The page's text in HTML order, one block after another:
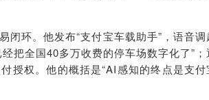
环。他发布“支付宝车载助手”，语音调
把全国40多万收费的停车场数字化了”；
授权。他的概括是“AI感知的终点是支付